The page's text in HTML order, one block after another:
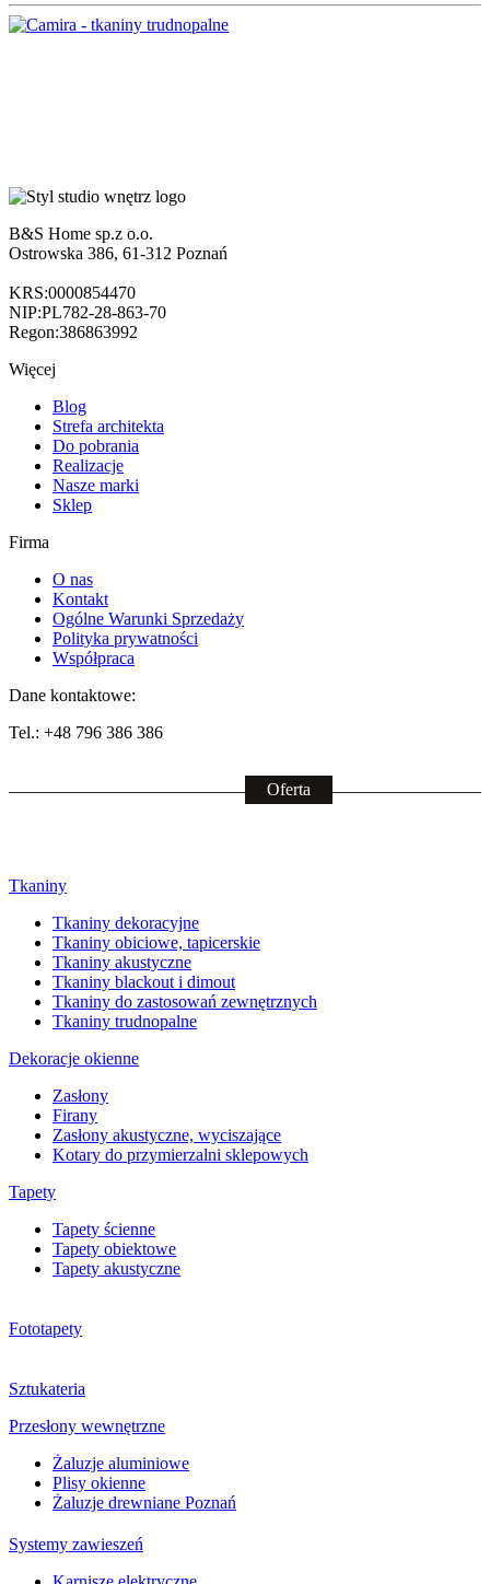
B&S Home sp.z o.o.
Ostrowska 386, 61-312 Poznań
KRS:0000854470
NIP:PL782-28-863-70
Regon:386863992
Więcej
Blog
Strefa architekta
Do pobrania
Realizacje
Nasze marki
Sklep
Firma
O nas
Kontakt
Ogólne Warunki Sprzedaży
Polityka prywatności
Współpraca
Dane kontaktowe:
Tel.: +48 796 386 386
Tkaniny
Tkaniny dekoracyjne
Tkaniny obiciowe, tapicerskie
Tkaniny akustyczne
Tkaniny blackout i dimout
Tkaniny do zastosowań zewnętrznych
Tkaniny trudnopalne
Dekoracje okienne
Zasłony
Firany
Zasłony akustyczne, wyciszające
Kotary do przymierzalni sklepowych
Tapety
Tapety ścienne
Tapety obiektowe
Tapety akustyczne
Fototapety
Sztukateria
Przesłony wewnętrzne
Żaluzje aluminiowe
Plisy okienne
Żaluzje drewniane Poznań
Systemy zawieszeń